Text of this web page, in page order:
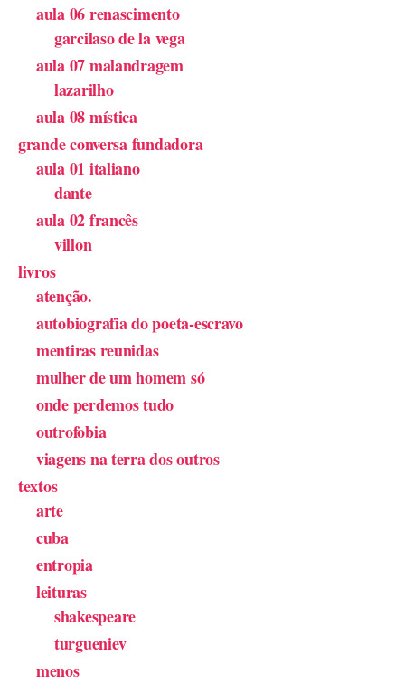
aula 06 renascimento
garcilaso de la vega
aula 07 malandragem
lazarilho
aula 08 mística
grande conversa fundadora
aula 01 italiano
dante
aula 02 francês
villon
livros
atenção.
autobiografia do poeta-escravo
mentiras reunidas
mulher de um homem só
onde perdemos tudo
outrofobia
viagens na terra dos outros
textos
arte
cuba
entropia
leituras
shakespeare
turgueniev
menos